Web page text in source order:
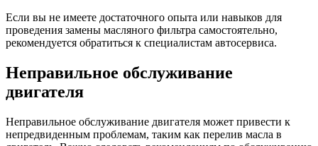
Если вы не имеете достаточного опыта или навыков для
проведения замены масляного фильтра самостоятельно,
рекомендуется обратиться к специалистам автосервиса.
Неправильное обслуживание
двигателя
Неправильное обслуживание двигателя может привести к
непредвиденным проблемам, таким как перелив масла в